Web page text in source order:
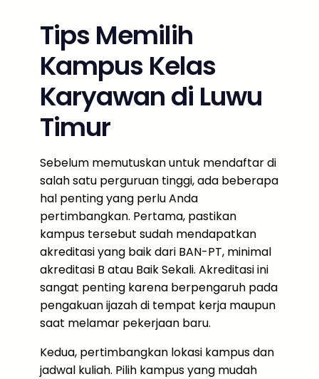
Tips Memilih
Kampus Kelas
Karyawan di Luwu
Timur
Sebelum memutuskan untuk mendaftar di
salah satu perguruan tinggi, ada beberapa
hal penting yang perlu Anda
pertimbangkan. Pertama, pastikan
kampus tersebut sudah mendapatkan
akreditasi yang baik dari BAN-PT, minimal
akreditasi B atau Baik Sekali. Akreditasi ini
sangat penting karena berpengaruh pada
pengakuan ijazah di tempat kerja maupun
saat melamar pekerjaan baru.
Kedua, pertimbangkan lokasi kampus dan
jadwal kuliah. Pilih kampus yang mudah